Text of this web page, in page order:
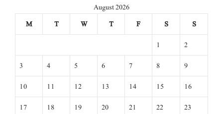
August 2026
M
T W T F S
S
1
2
3
4 5 6 7 8
9
10
11 12 13 14 15
16
17
18 19 20 21 22
23